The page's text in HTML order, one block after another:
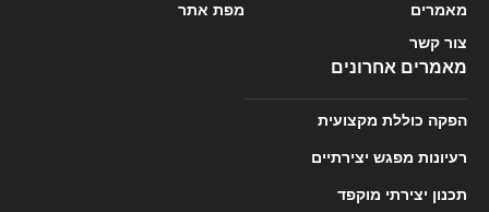
מאמרים
צור קשר
מפת אתר
מאמרים אחרונים
הפקה כוללת מקצועית
רעיונות מפגש יצירתיים
תכנון יצירתי מוקפד